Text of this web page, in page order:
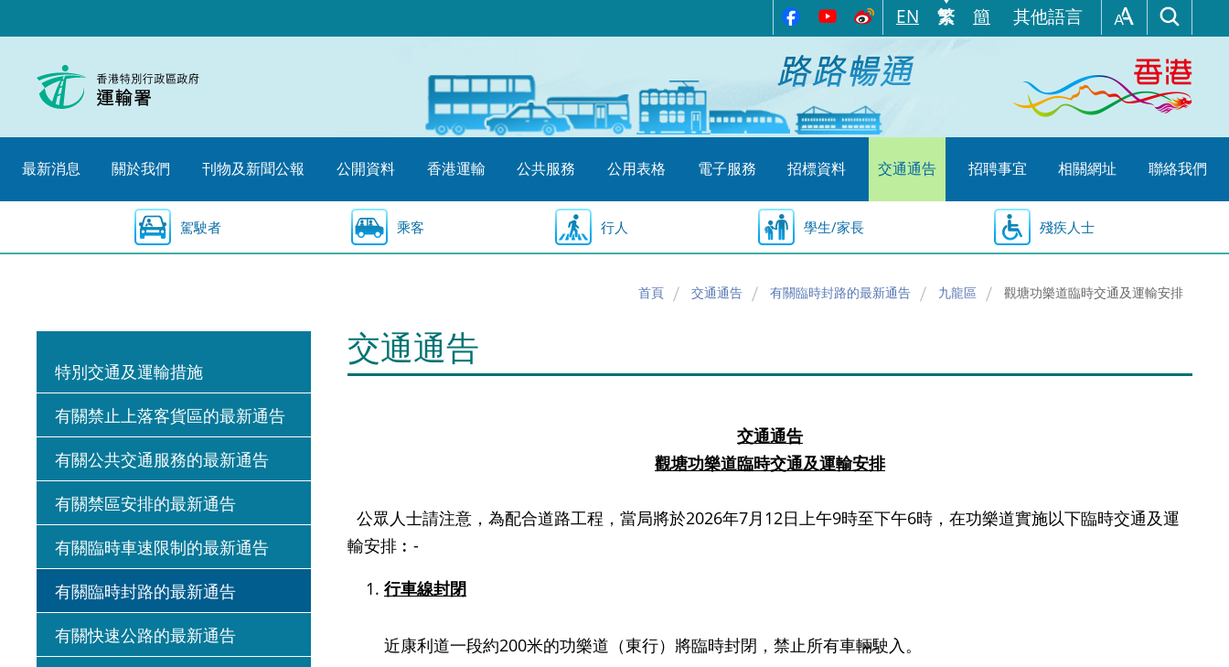
至
始
EN 繁 簡 其他語言
最新消息 關於我們 刊物及新聞公報 公開資料 香港運輸 公共服務 公用表格 電子服務 招標資料 交通通告 招聘事宜 相關網址 聯絡我們
駕駛者 乘客 行人 學生/家長 殘疾人士
首頁 交通通告 有關臨時封路的最新通告 九龍區 觀塘功樂道臨時交通及運輸安排
特別交通及運輸措施
有關禁止上落客貨區的最新通告
有關公共交通服務的最新通告
有關禁區安排的最新通告
有關臨時車速限制的最新通告
有關臨時封路的最新通告
有關快速公路的最新通告
交通通告
交通通告
觀塘功樂道臨時交通及運輸安排
公眾人士請注意，為配合道路工程，當局將於2026年7月 12日上午9時至下午6時，在功樂道實施以下臨時交通及運
輸安排︰ -
行車線封閉
近康利道一段約200米的功樂道（東行）將臨時封閉，禁止所有車輛駛入。